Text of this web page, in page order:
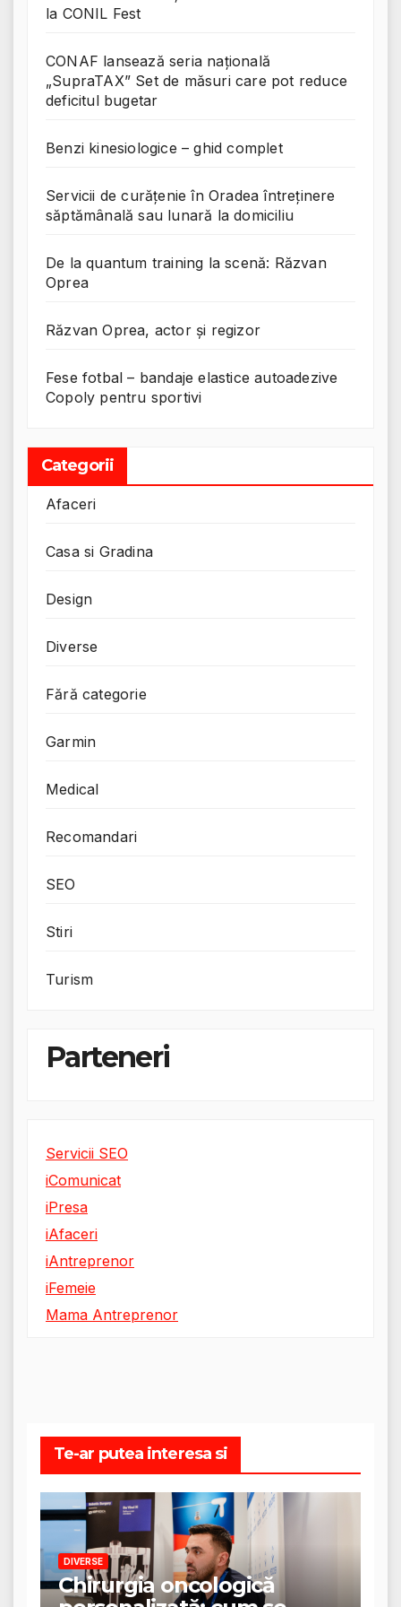
la CONIL Fest
CONAF lansează seria națională
„SupraTAX” Set de măsuri care pot reduce
deficitul bugetar
Benzi kinesiologice – ghid complet
Servicii de curățenie în Oradea întreținere
săptămânală sau lunară la domiciliu
De la quantum training la scenă: Răzvan
Oprea
Răzvan Oprea, actor și regizor
Fese fotbal – bandaje elastice autoadezive
Copoly pentru sportivi
Categorii
Afaceri
Casa si Gradina
Design
Diverse
Fără categorie
Garmin
Medical
Recomandari
SEO
Stiri
Turism
Parteneri
Servicii SEO
iComunicat
iPresa
iAfaceri
iAntreprenor
iFemeie
Mama Antreprenor
Te-ar putea interesa si
DIVERSE
Chirurgia oncologică